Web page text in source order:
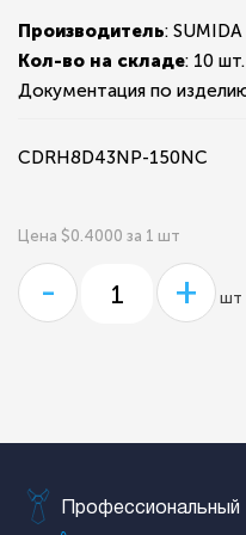
Производитель: SUMIDA
Кол-во на складе: 10 шт.
Документация по
CDRH8D43NP-150NC
Цена $0.4000 за 1 шт
- + шт
Профессиональный